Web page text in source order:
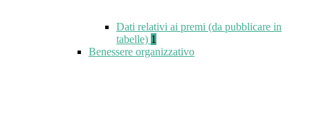
Dati relativi ai premi (da pubblicare in
tabelle) 1
Benessere organizzativo